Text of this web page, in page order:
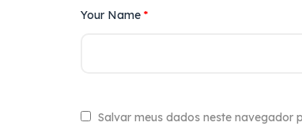
Your Name *
Salvar meus dados neste navegador